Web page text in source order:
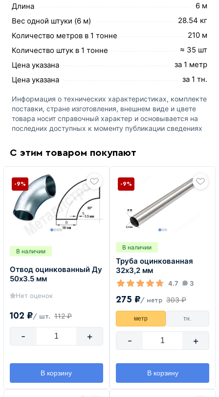
Длина
6 м
Вес одной штуки (6 м)
28.54 кг
Количество метров в 1 тонне
210 м
Количество штук в 1 тонне
≈ 35 шт
Цена указана
за 1 метр
Цена указана
за 1 тн.
Информация о технических характеристиках, комплекте
поставки, стране изготовления, внешнем виде и цвете
товара носит справочный характер и основывается на
последних доступных к моменту публикации сведениях
С этим товаром покупают
В наличии
Отвод оцинкованный Ду
50х3.5 мм
Нет оценок
102 ₽/ шт. 112 ₽
-9%
- +
В корзину
В наличии
Труба оцинкованная
32х3,2 мм
4.7 3
275 ₽/ метр 303 ₽
-9%
метр тн.
- +
В корзину